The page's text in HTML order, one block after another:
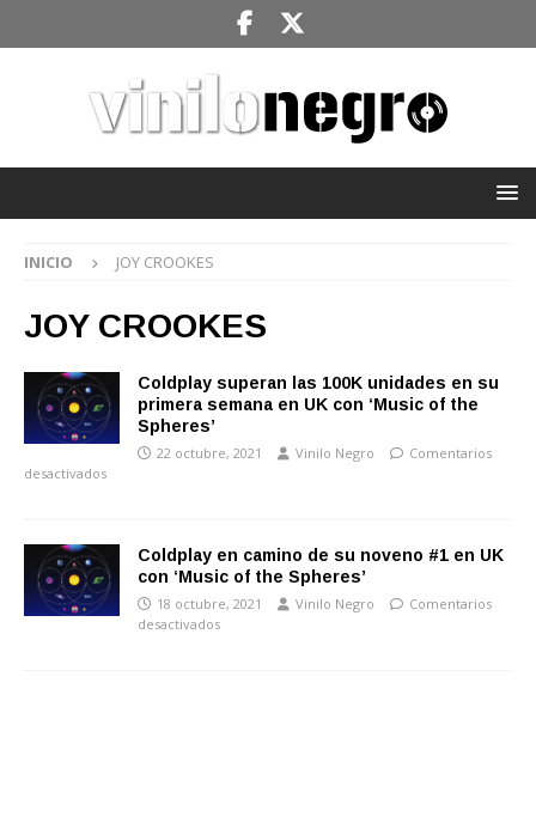
INICIO JOY CROOKES
JOY CROOKES
Coldplay superan las 100K unidades en su
primera semana en UK con ‘Music of the
Spheres’
22 octubre, 2021 Vinilo Negro
Comentarios
desactivados
Coldplay en camino de su noveno #1 en UK
con ‘Music of the Spheres’
18 octubre, 2021 Vinilo Negro
Comentarios
desactivados